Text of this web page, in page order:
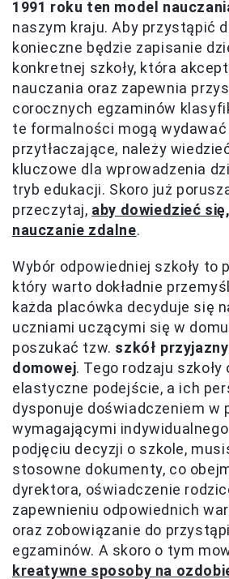
1991 roku ten model
naszym kraju. Aby przystąpić
konieczne będzie zapisanie
konkretnej szkoły, która
nauczania oraz zapewnia
corocznych egzaminów
te formalności mogą wydawać
przytłaczające, należy
kluczowe dla wprowadzenia
tryb edukacji. Skoro już
przeczytaj, aby dowiedzieć
nauczanie zdalne.
Wybór odpowiedniej szkoły to
który warto dokładnie
każda placówka decyduje się
uczniami uczącymi się w
poszukać tzw. szkół
domowej. Tego rodzaju szkoły
elastyczne podejście, a ich
dysponuje doświadczeniem w
wymagającymi
podjęciu decyzji o szkole,
stosowne dokumenty, co
dyrektora, oświadczenie
zapewnieniu odpowiednich
oraz zobowiązanie do
egzaminów. A skoro o tym
kreatywne sposoby na